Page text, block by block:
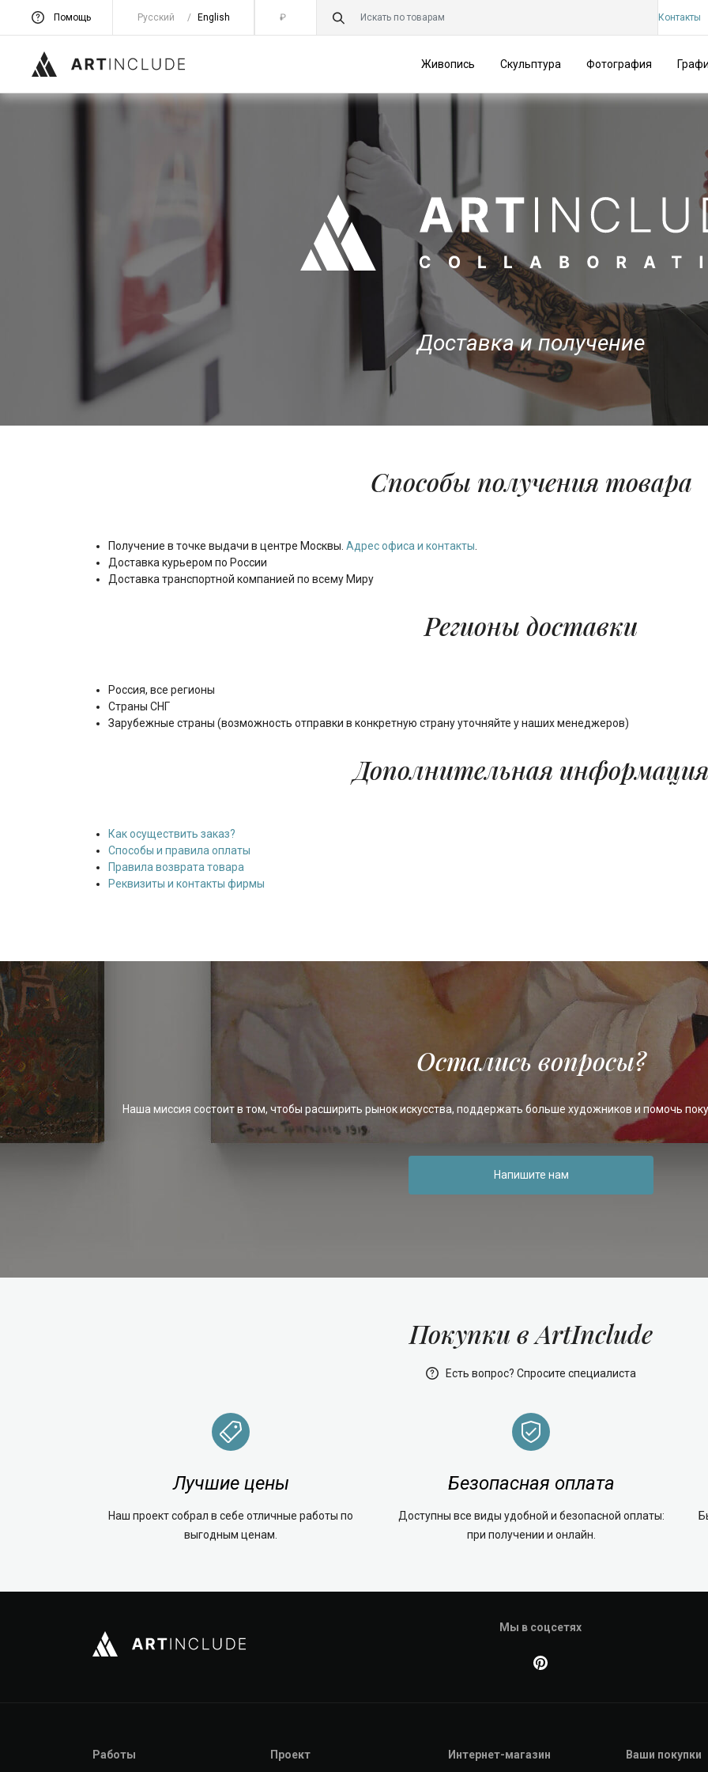
Помощь Русский / English ₽ Контакты
Живопись Скульптура Фотография
Доставка и получение
Способы получения товара
Получение в точке выдачи в центре Москвы. Адрес офиса и контакты
Доставка курьером по России
Доставка транспортной компанией по всему Миру
Регионы доставки
Россия, все регионы
Страны СНГ
Зарубежные страны (возможность отправки в конкретную страну уточняйте у наших менеджеров)
Дополнительная информация
Как осуществить заказ?
Способы и правила оплаты
Правила возврата товара
Реквизиты и контакты фирмы
Остались вопросы?
Наша миссия состоит в том, чтобы расширить рынок искусства, поддержать больше художников и помочь
Напишите нам
Покупки в ArtInclude
Есть вопрос? Спросите специалиста
Лучшие цены
Наш проект собрал в себе отличные работы по
выгодным ценам.
Безопасная оплата
Доступны все виды удобной и безопасной оплаты:
при получении и онлайн.
Мы в соцсетях
Работы Проект Интернет-магазин Ваши покупки